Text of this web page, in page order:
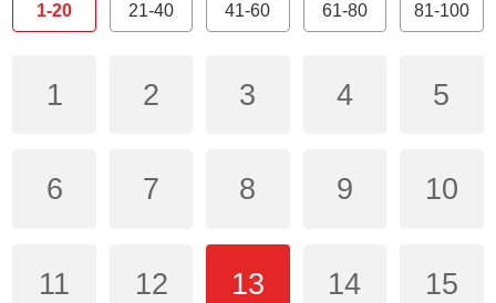
1-20 21-40 41-60 61-80 81-100
1 2 3 4 5
6 7 8 9 10
11 12 13 14 15